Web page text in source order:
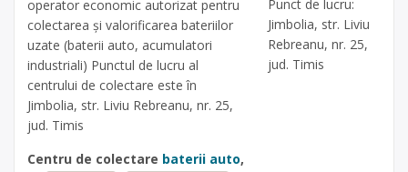
operator economic autorizat pentru
colectarea și valorificarea bateriilor
uzate (baterii auto, acumulatori
industriali) Punctul de lucru al
centrului de colectare este în
Jimbolia, str. Liviu Rebreanu, nr. 25,
jud. Timis
Centru de colectare baterii auto,
Punct de lucru:
Jimbolia, str. Liviu
Rebreanu, nr. 25,
jud. Timis